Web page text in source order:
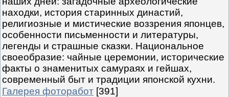
находки, история старинных династий,
религиозные и мистические воззрения японцев,
особенности письменности и литературы,
легенды и страшные сказки. Национальное
своеобразие: чайные церемонии, исторические
факты о знаменитых самураях и гейшах,
современный быт и традиции японской кухни.
Галерея фоторабот [391]